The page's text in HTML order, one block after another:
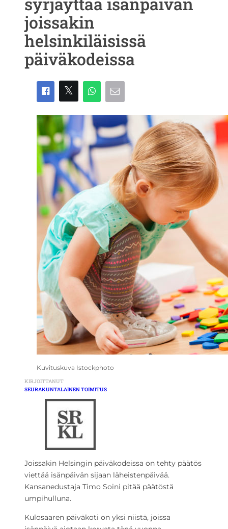
joissakin
helsinkiläisissä
päiväkodeissa
Kuvituskuva Istockphoto
KIRJOITTANUT
SEURAKUNTALAINEN TOIMITUS
Joissakin Helsingin päiväkodeissa on tehty päätös
viettää isänpäivän sijaan läheistenpäivää.
Kansanedustaja Timo Soini pitää päätöstä
umpihulluna.
Kulosaaren päiväkoti on yksi niistä, joissa